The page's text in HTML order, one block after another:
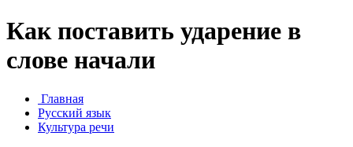
Как поставить ударение в
слове начали
Главная
Русский язык
Культура речи